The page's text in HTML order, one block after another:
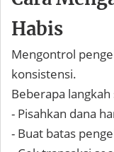
Habis
Mengontrol
konsistensi.
Beberapa
- Pisahkan dana
- Buat batas